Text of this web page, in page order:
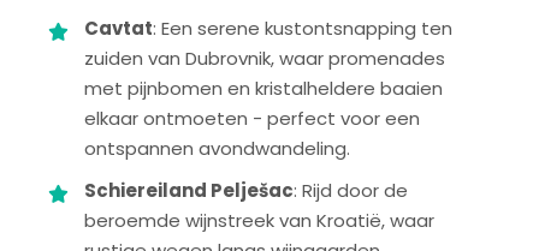
Cavtat: Een serene kustontsnapping ten
zuiden van Dubrovnik, waar promenades
met pijnbomen en kristalheldere baaien
elkaar ontmoeten - perfect voor een
ontspannen avondwandeling.
Schiereiland Pelješac: Rijd door de
beroemde wijnstreek van Kroatië, waar